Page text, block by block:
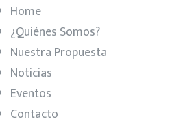
Home
¿Quiénes Somos?
Nuestra Propuesta
Noticias
Eventos
Contacto